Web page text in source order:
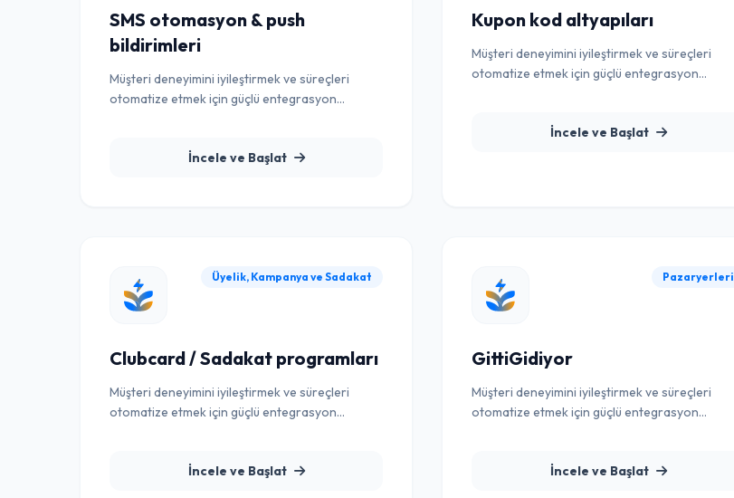
SMS otomasyon & push
bildirimleri
Müşteri deneyimini iyileştirmek ve süreçleri
otomatize etmek için güçlü entegrasyon
İncele ve Başlat
Kupon kod altyapıları
Müşteri deneyimini iyileştirmek ve süreçleri
otomatize etmek için güçlü entegrasyon
İncele ve Başlat
Üyelik, Kampanya ve Sadakat
Clubcard / Sadakat programları
Müşteri deneyimini iyileştirmek ve süreçleri
otomatize etmek için güçlü entegrasyon
İncele ve Başlat
Pazaryerleri
GittiGidiyor
Müşteri deneyimini iyileştirmek ve süreçleri
otomatize etmek için güçlü entegrasyon
İncele ve Başlat